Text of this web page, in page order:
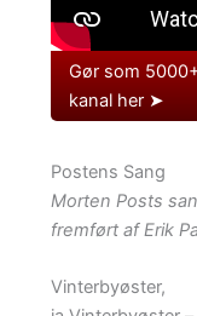
Gør som
kanal her ➤
Postens Sang
Morten Posts
fremført af Erik
Vinterbyøster,